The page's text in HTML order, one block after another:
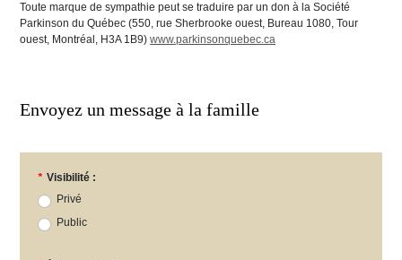
Toute marque de sympathie peut se traduire par un don à la Société
Parkinson du Québec (550, rue Sherbrooke ouest, Bureau 1080, Tour
ouest, Montréal, H3A 1B9) www.parkinsonquebec.ca
Envoyez un message à la famille
* Visibilité :
Privé
Public